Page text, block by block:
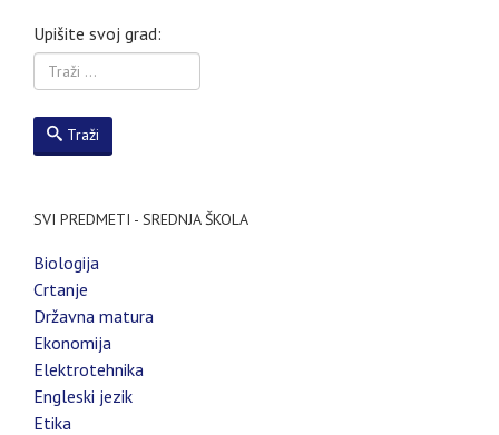
Upišite svoj grad:
Traži
SVI PREDMETI - SREDNJA ŠKOLA
Biologija
Crtanje
Državna matura
Ekonomija
Elektrotehnika
Engleski jezik
Etika